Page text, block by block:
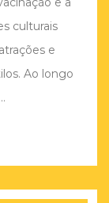
culturais
e
Ao longo